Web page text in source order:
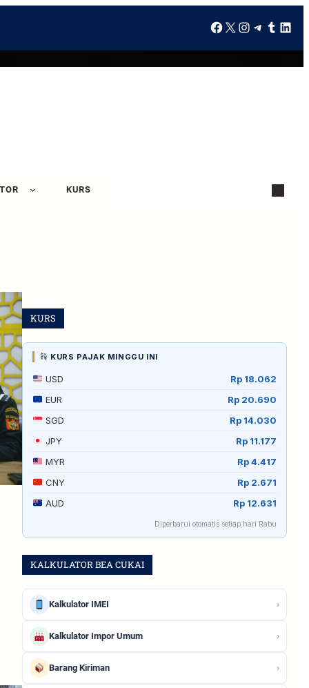
KURS
KURS
KURS PAJAK MINGGU INI
USD
Rp 18.062
EUR
Rp 20.690
SGD
Rp 14.030
JPY
Rp 11.177
MYR
Rp 4.417
CNY
Rp 2.671
AUD
Rp 12.631
Diperbarui otomatis setiap hari Rabu
KALKULATOR BEA CUKAI
Kalkulator IMEI ›
Kalkulator Impor Umum ›
Barang Kiriman ›